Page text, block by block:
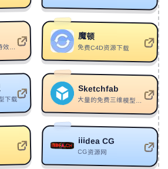
M3mo
ptasinski/RJ Pasin
Palaye Royale
Tame Impala
to end
本地优先字幕工作台：
SubForge：SubForge
Pro 的字幕工作流应用，支持导入
导出 SRT/FCPXML 文件，本地优先
效率。
starboom/kbcut：基于
FFmpeg、Whisper和HyperFrames的开源AI剪辑工作
流，专为知识博主自动完成口播粗剪、竖屏动态字幕包
专业的动画师、特效师、建模师交流网站
魔顿
免费C4D资源下载
下载
Sketchfab
大量的免费三维模型下载站
iiidea CG
CG资源网